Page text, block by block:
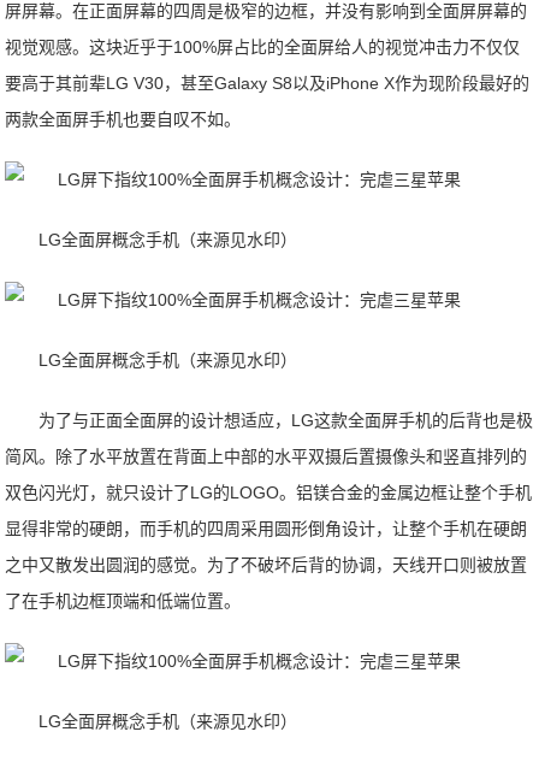
屏屏幕。在正面屏幕的四周是极窄的边框，并没有影响到全面屏屏幕的
视觉观感。这块近乎于100%屏占比的全面屏给人的视觉冲击力不仅仅
要高于其前辈LG V30，甚至Galaxy S8以及iPhone X作为现阶段最好的
两款全面屏手机也要自叹不如。
LG全面屏概念手机（来源见水印）
LG全面屏概念手机（来源见水印）
为了与正面全面屏的设计想适应，LG这款全面屏手机的后背也是极
简风。除了水平放置在背面上中部的水平双摄后置摄像头和竖直排列的
双色闪光灯，就只设计了LG的LOGO。铝镁合金的金属边框让整个手机
显得非常的硬朗，而手机的四周采用圆形倒角设计，让整个手机在硬朗
之中又散发出圆润的感觉。为了不破坏后背的协调，天线开口则被放置
了在手机边框顶端和低端位置。
LG全面屏概念手机（来源见水印）